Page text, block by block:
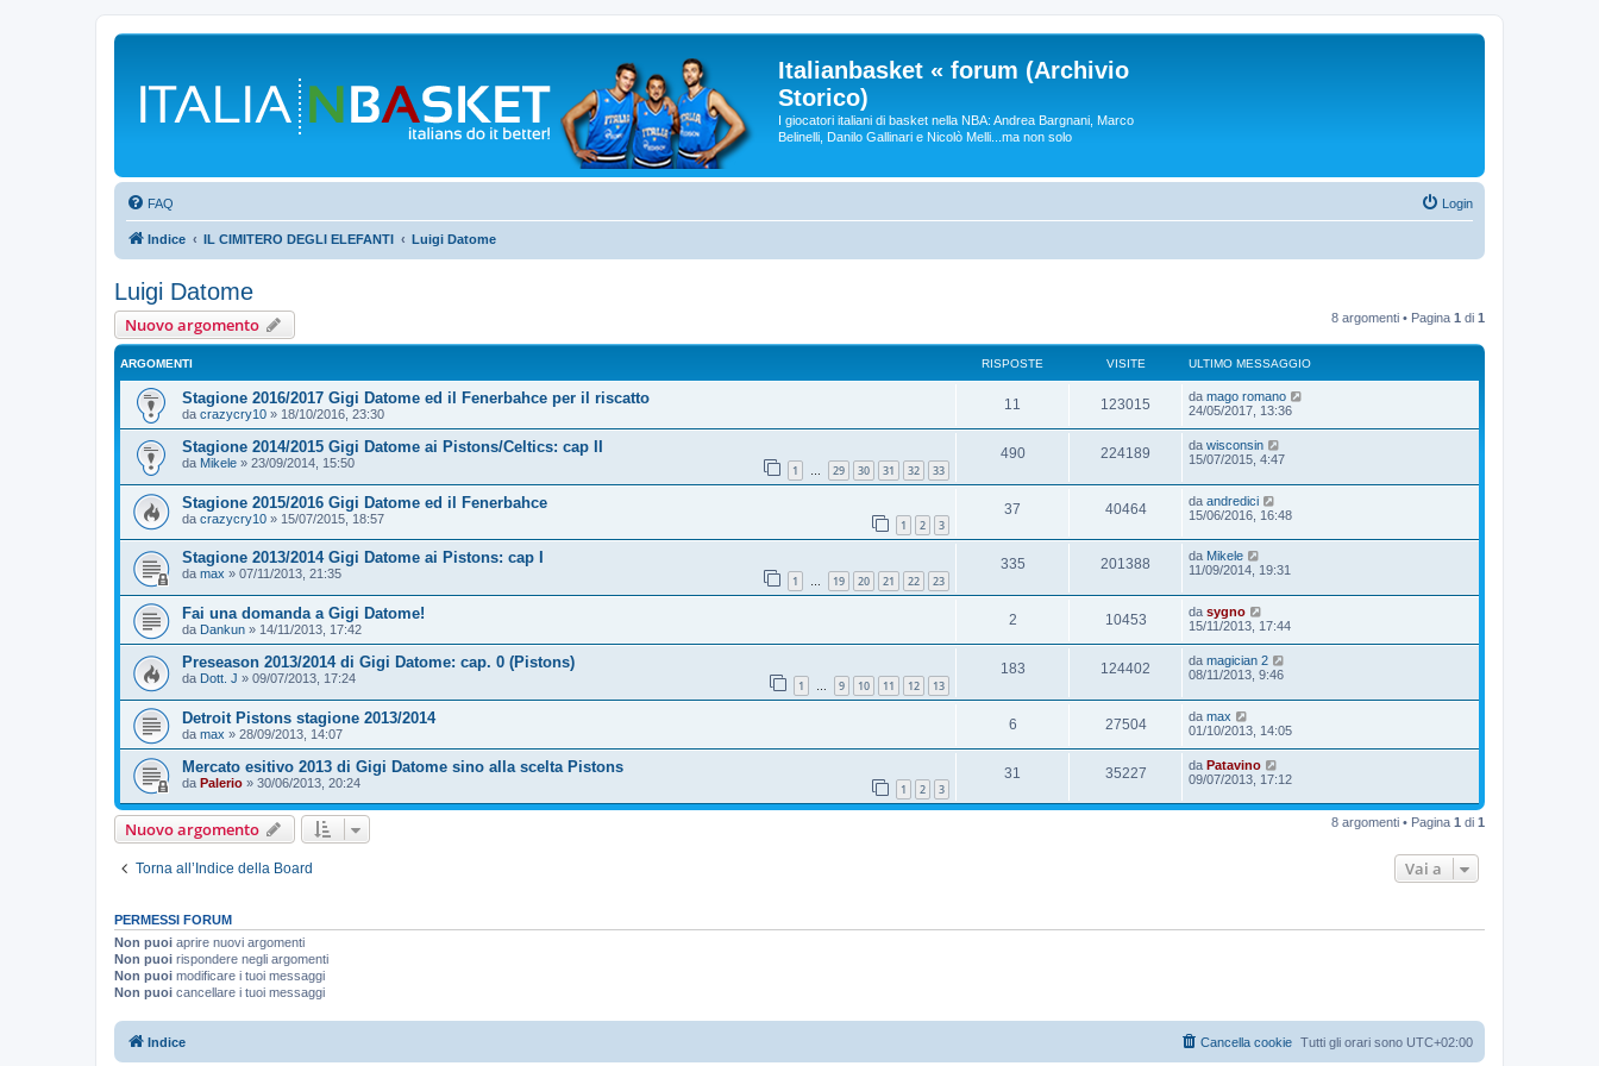
Italianbasket « forum (Archivio
Storico)
I giocatori italiani di basket nella NBA: Andrea Bargnani, Marco
Belinelli, Danilo Gallinari e Nicolò Melli...ma non solo
FAQ Login
Indice IL CIMITERO DEGLI ELEFANTI Luigi Datome
Luigi Datome
Nuovo argomento 8 argomenti • Pagina 1 di 1
ARGOMENTI RISPOSTE VISITE ULTIMO MESSAGGIO
Stagione 2016/2017 Gigi Datome ed il Fenerbahce per il riscatto
da crazycry10 » 18/10/2016, 23:30
11 123015 da mago romano
24/05/2017, 13:36
Stagione 2014/2015 Gigi Datome ai Pistons/Celtics: cap II
da Mikele » 23/09/2014, 15:50 1 … 29 30 31 32 33
490 224189 da wisconsin
15/07/2015, 4:47
Stagione 2015/2016 Gigi Datome ed il Fenerbahce
da crazycry10 » 15/07/2015, 18:57 1 2 3
37 40464 da andredici
15/06/2016, 16:48
Stagione 2013/2014 Gigi Datome ai Pistons: cap I
da max » 07/11/2013, 21:35 1 … 19 20 21 22 23
335 201388 da Mikele
11/09/2014, 19:31
Fai una domanda a Gigi Datome!
da Dankun » 14/11/2013, 17:42
2 10453 da sygno
15/11/2013, 17:44
Preseason 2013/2014 di Gigi Datome: cap. 0 (Pistons)
da Dott. J » 09/07/2013, 17:24 1 … 9 10 11 12 13
183 124402 da magician 2
08/11/2013, 9:46
Detroit Pistons stagione 2013/2014
da max » 28/09/2013, 14:07
6 27504 da max
01/10/2013, 14:05
Mercato esitivo 2013 di Gigi Datome sino alla scelta Pistons
da Palerio » 30/06/2013, 20:24 1 2 3
31 35227 da Patavino
09/07/2013, 17:12
Nuovo argomento 8 argomenti • Pagina 1 di 1
Torna all’Indice della Board Vai a
PERMESSI FORUM
Non puoi aprire nuovi argomenti
Non puoi rispondere negli argomenti
Non puoi modificare i tuoi messaggi
Non puoi cancellare i tuoi messaggi
Indice Tutti gli orari sono UTC+02:00
Cancella cookie